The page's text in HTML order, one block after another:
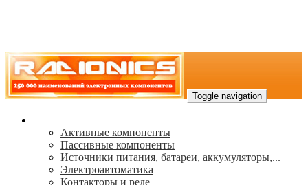
Toggle navigation
Активные компоненты
Пассивные компоненты
Источники питания, батареи, аккумуляторы,...
Электроавтоматика
Контакторы и реле